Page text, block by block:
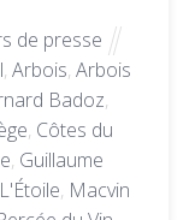
de presse
, Arbois, Arbois
Badoz,
, Côtes du
, Guillaume
L'Étoile, Macvin